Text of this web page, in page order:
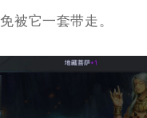
被它一套带走。